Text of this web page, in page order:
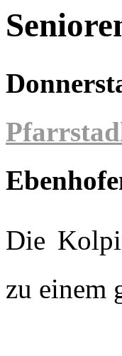
Die
zu einem